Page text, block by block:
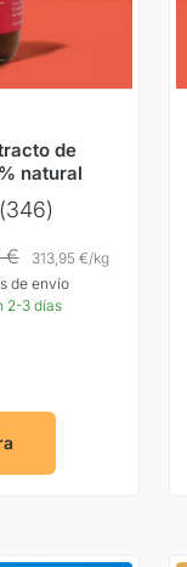
de
natural
(346)
€ 313,95 €/kg
de envío
2-3 días